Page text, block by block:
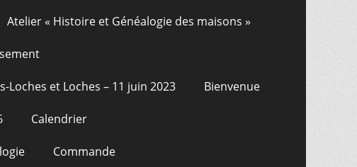
Atelier « Histoire et Généalogie des maisons »
Loches et Loches – 11 juin 2023 Bienvenue
Calendrier
Commande